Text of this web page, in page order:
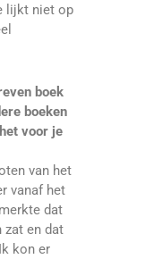
lijkt niet op
boek
boeken
voor je
van het
vanaf het
dat
zat en dat
kon er